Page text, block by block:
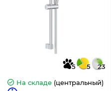
5 5
23
На складе (центральный)